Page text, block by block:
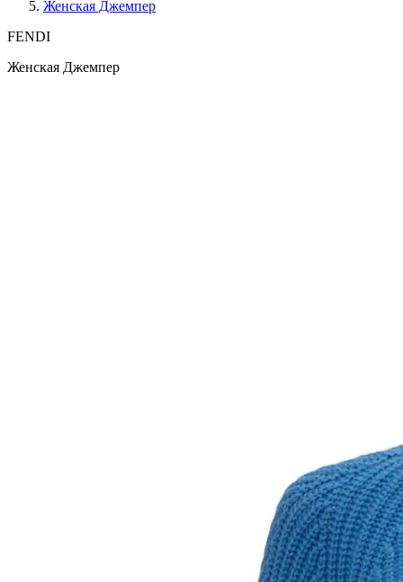
Женская Джемпер
FENDI
Женская Джемпер